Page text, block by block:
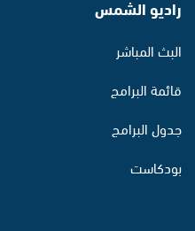
راديو الشمس
البث المباشر
قائمة البرامج
جدول البرامج
بودكاست